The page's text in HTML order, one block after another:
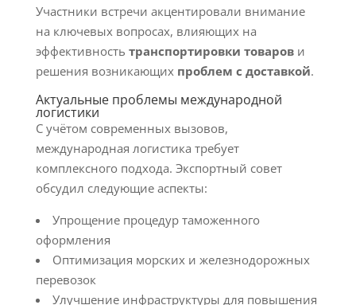
Участники встречи акцентировали внимание
на ключевых вопросах, влияющих на
эффективность транспортировки товарови
решения возникающих проблем с доставкой.
Актуальные проблемы международной
логистики
С учётом современных вызовов,
международная логистика требует
комплексного подхода. Экспортный совет
обсудил следующие аспекты:
Упрощение процедур таможенного
оформления
Оптимизация морских и железнодорожных
перевозок
Улучшение инфраструктуры для повышения